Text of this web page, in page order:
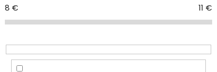
i
e
r
o
8 € 11 €